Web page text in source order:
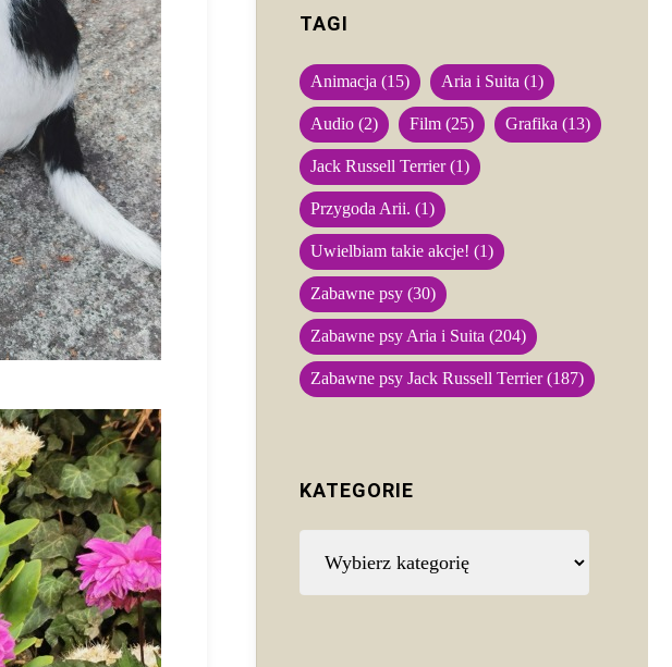
TAGI
Animacja (15) Aria i Suita (1)
Audio (2) Film (25) Grafika (13)
Jack Russell Terrier(1)
Przygoda Arii. (1)
Uwielbiam takie akcje! (1)
Zabawne psy (30)
Zabawne psy Aria i Suita (204)
Zabawne psy Jack Russell Terrier(187)
KATEGORIE